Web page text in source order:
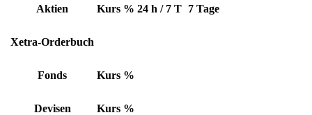
Aktien Kurs % 24 h / 7 T 7 Tage
Xetra-Orderbuch
Fonds Kurs %
Devisen Kurs %